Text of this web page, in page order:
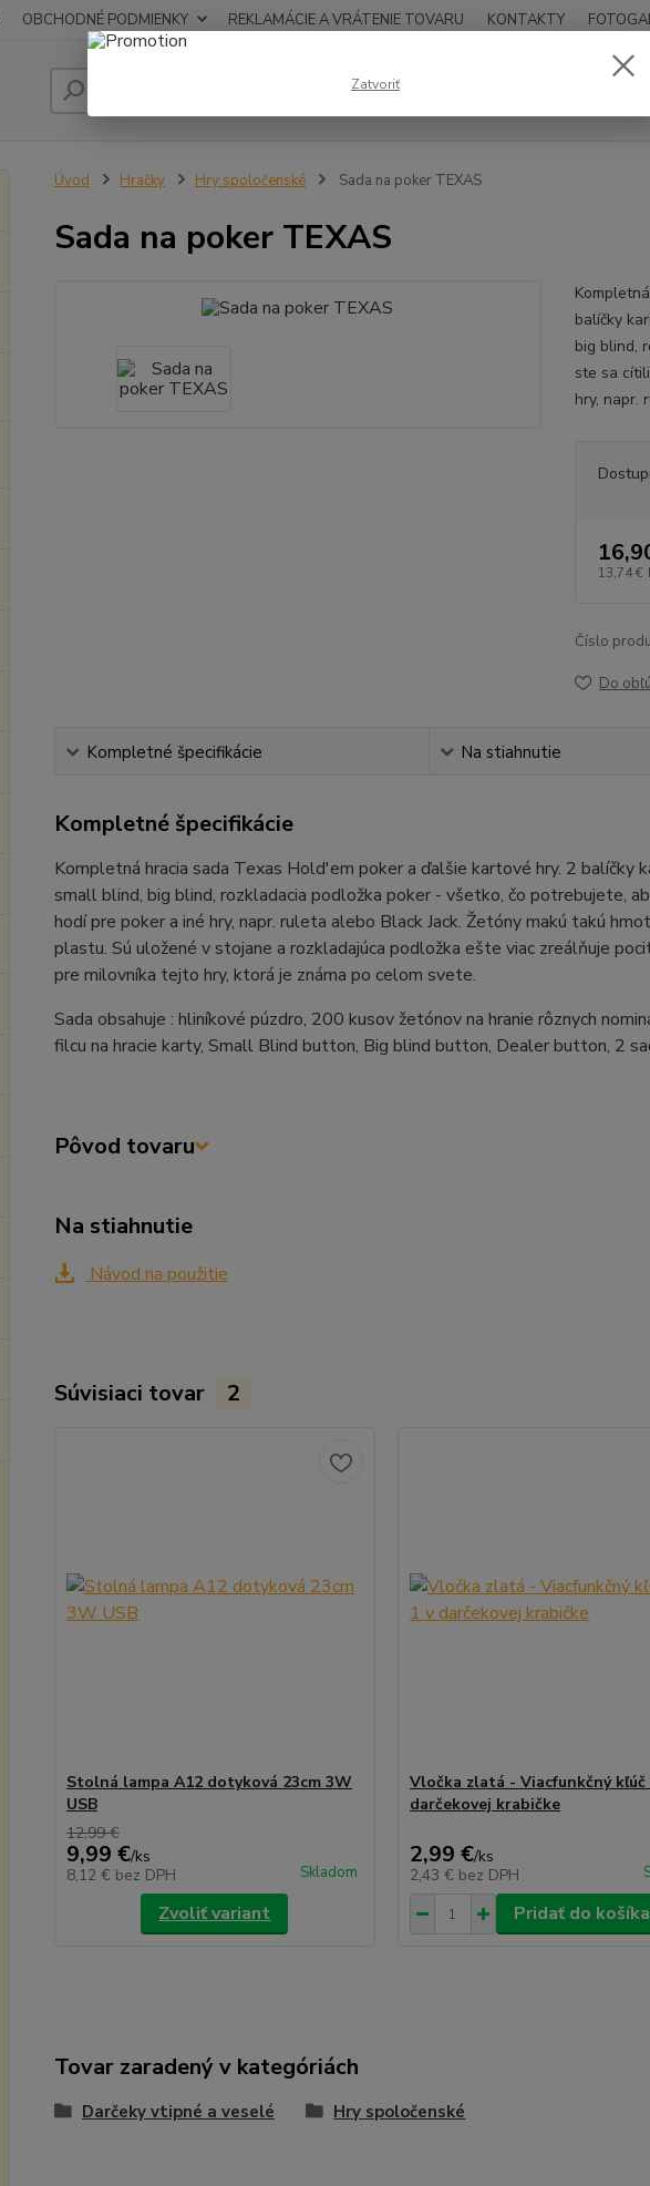
OBCHODNÉ PODMIENKY REKLAMÁCIE A VRÁTENIE TOVARU KONTAKTY
Hľadať 0948
Úvod Hračky Hry spoločenské Sada na poker TEXAS
Sada na poker TEXAS
balíčky
big blind,
ste sa
hry, napr.
13,74 €
Číslo
Do
Kompletné špecifikácie Na stiahnutie
Kompletné špecifikácie
Kompletná hracia sada Texas Hold'em poker a ďalšie kartové hry. 2 balíčky
small blind, big blind, rozkladacia podložka poker - všetko, čo potrebujete,
hodí pre poker a iné hry, napr. ruleta alebo Black Jack. Žetóny makú takú
plastu. Sú uložené v stojane a rozkladajúca podložka ešte viac zreálňuje
pre milovníka tejto hry, ktorá je známa po celom svete.
Sada obsahuje : hliníkové púzdro, 200 kusov žetónov na hranie rôznych
filcu na hracie karty, Small Blind button, Big blind button, Dealer button, 2
Pôvod tovaru
Na stiahnutie
Návod na použitie
Súvisiaci tovar 2
Stolná lampa A12 dotyková 23cm 3W
USB
12,99 €
9,99 €/ks
8,12 € bez DPH Skladom
Zvoliť variant
Vločka zlatá - Viacfunkčný kľúč
darčekovej krabičke
2,99 €/ks
2,43 € bez DPH
Pridať do košíka
Tovar zaradený v kategóriách
Darčeky vtipné a veselé Hry spoločenské
Zatvoriť